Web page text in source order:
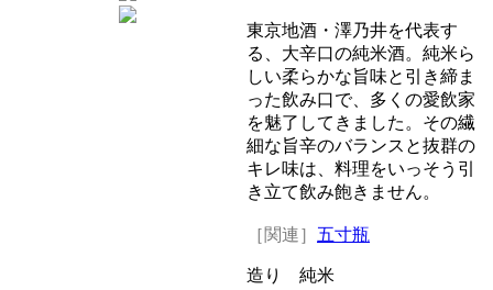
東京地酒・澤乃井を代表す
る、大辛口の純米酒。純米ら
しい柔らかな旨味と引き締ま
った飲み口で、多くの愛飲家
を魅了してきました。その繊
細な旨辛のバランスと抜群の
キレ味は、料理をいっそう引
き立て飲み飽きません。
［関連］ 五寸瓶
造り 純米